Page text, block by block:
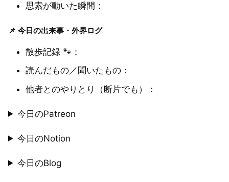
思索が動いた瞬間：
📌 今日の出来事・外界ログ
散歩記録 🐾：
読んだもの／聞いたもの：
他者とのやりとり（断片でも）：
今日のPatreon
今日のNotion
今日のBlog